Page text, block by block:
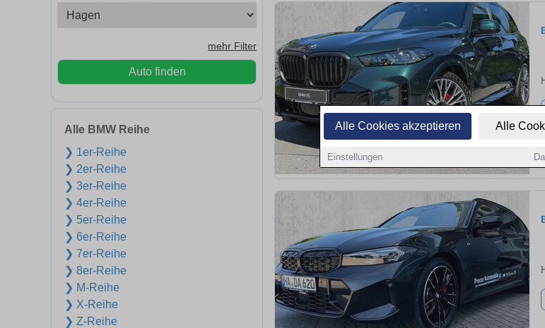
Alle Cookies akzeptieren Alle
Einstellungen
mehr Filter
Auto finden
Alle BMW Reihe
❯ 1er-Reihe
❯ 2er-Reihe
❯ 3er-Reihe
❯ 4er-Reihe
❯ 5er-Reihe
❯ 6er-Reihe
❯ 7er-Reihe
❯ 8er-Reihe
❯ M-Reihe
❯ X-Reihe
❯ Z-Reihe